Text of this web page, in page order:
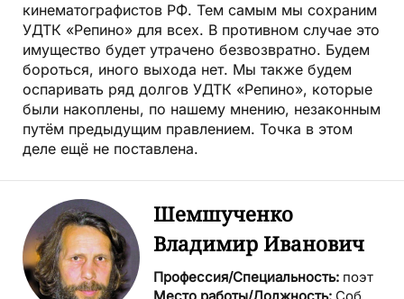
кинематографистов РФ. Тем самым мы сохраним
УДТК «Репино» для всех. В противном случае это
имущество будет утрачено безвозвратно. Будем
бороться, иного выхода нет. Мы также будем
оспаривать ряд долгов УДТК «Репино», которые
были накоплены, по нашему мнению, незаконным
путём предыдущим правлением. Точка в этом
деле ещё не поставлена.
Шемшученко
Владимир Иванович
Профессия/Специальность: поэт